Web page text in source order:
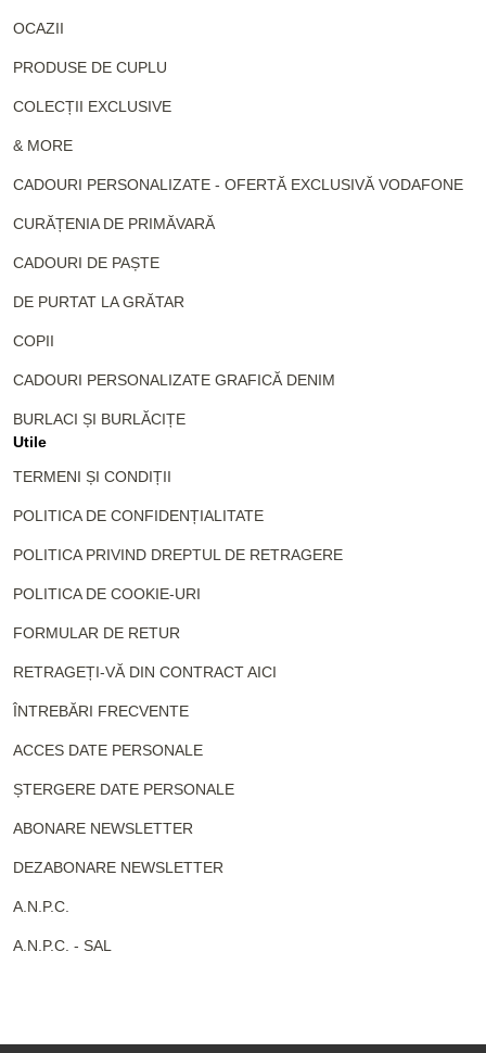
OCAZII
PRODUSE DE CUPLU
COLECȚII EXCLUSIVE
& MORE
CADOURI PERSONALIZATE - OFERTĂ EXCLUSIVĂ VODAFONE
CURĂȚENIA DE PRIMĂVARĂ
CADOURI DE PAȘTE
DE PURTAT LA GRĂTAR
COPII
CADOURI PERSONALIZATE GRAFICĂ DENIM
BURLACI ȘI BURLĂCIȚE
Utile
TERMENI ȘI CONDIȚII
POLITICA DE CONFIDENȚIALITATE
POLITICA PRIVIND DREPTUL DE RETRAGERE
POLITICA DE COOKIE-URI
FORMULAR DE RETUR
RETRAGEȚI-VĂ DIN CONTRACT AICI
ÎNTREBĂRI FRECVENTE
ACCES DATE PERSONALE
ȘTERGERE DATE PERSONALE
ABONARE NEWSLETTER
DEZABONARE NEWSLETTER
A.N.P.C.
A.N.P.C. - SAL